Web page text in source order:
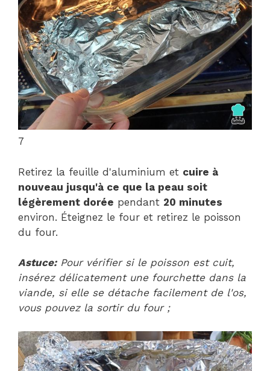
7
Retirez la feuille d'aluminium et cuire à
nouveau jusqu'à ce que la peau soit
légèrement dorée pendant 20 minutes
environ. Éteignez le four et retirez le poisson
du four.
Astuce:Pour vérifier si le poisson est cuit,
insérez délicatement une fourchette dans la
viande, si elle se détache facilement de l'os,
vous pouvez la sortir du four ;